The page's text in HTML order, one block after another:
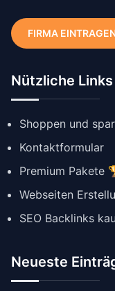
FIRMA
Nützliche Links
Shoppen und
Kontaktformular
Premium Pakete
Webseiten
SEO Backlinks
Neueste